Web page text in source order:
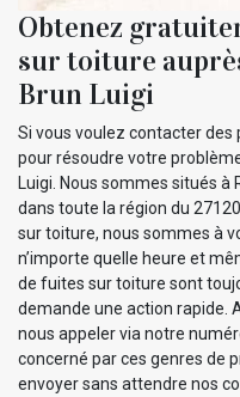
Obtenez
sur toiture
Brun Luigi
Si vous voulez contacter
pour résoudre votre
Luigi. Nous sommes situés
dans toute la région du
sur toiture, nous sommes à
n’importe quelle heure et
de fuites sur toiture sont
demande une action rapide.
nous appeler via notre
concerné par ces genres de
envoyer sans attendre nos